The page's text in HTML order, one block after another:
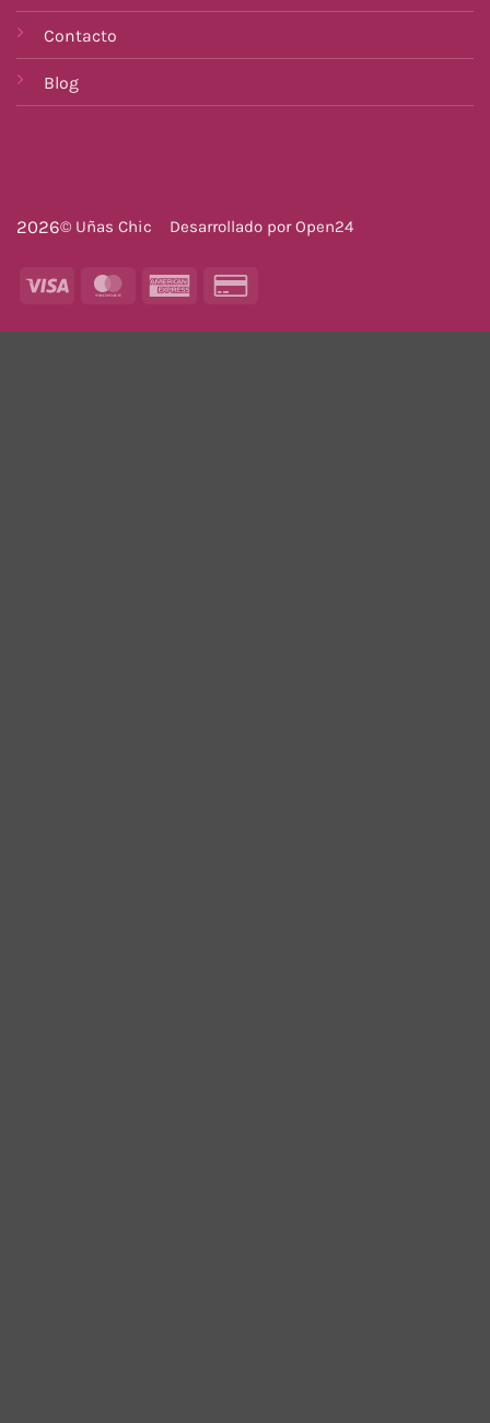
Contacto
Blog
2026© Uñas Chic Desarrollado porOpen24
Visa MasterCardAmerican